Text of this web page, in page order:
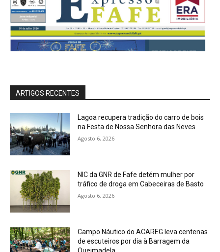
ARTIGOS RECENTES
Lagoa recupera tradição do carro de bois
na Festa de Nossa Senhora das Neves
Agosto 6, 2026
NIC da GNR de Fafe detém mulher por
tráfico de droga em Cabeceiras de Basto
Agosto 6, 2026
Campo Náutico do ACAREG leva centenas
de escuteiros por dia à Barragem da
Queimadela